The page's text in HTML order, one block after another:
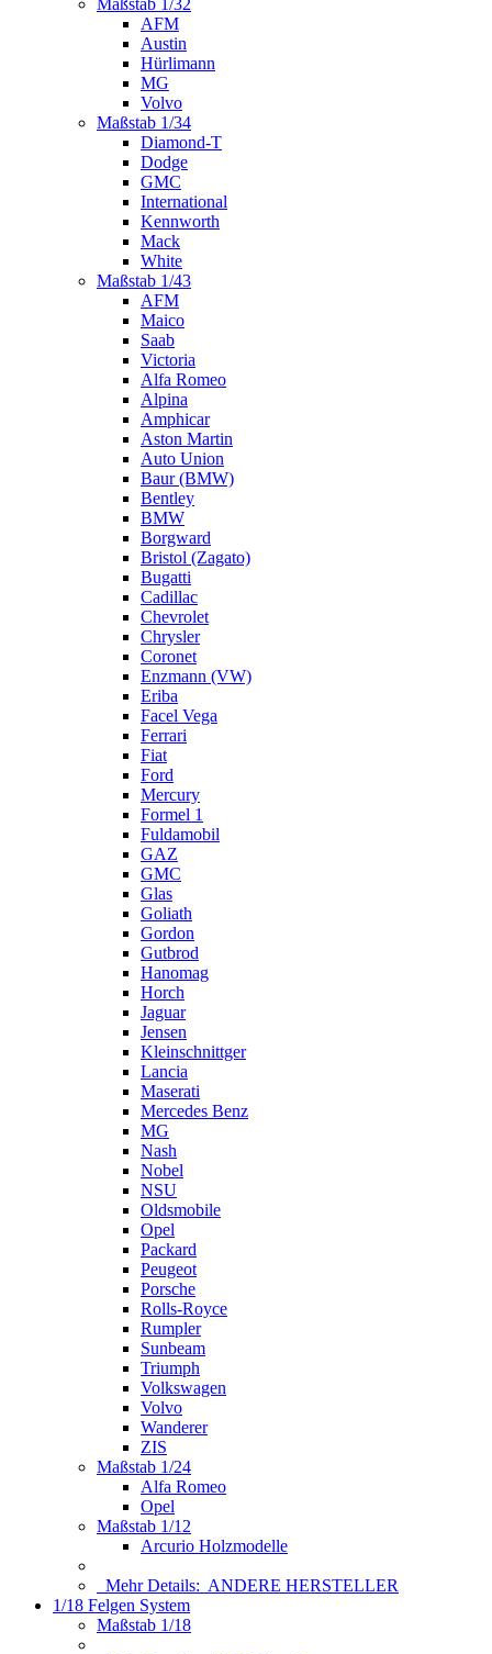
Maßstab 1/32
AFM
Austin
Hürlimann
MG
Volvo
Maßstab 1/34
Diamond-T
Dodge
GMC
International
Kennworth
Mack
White
Maßstab 1/43
AFM
Maico
Saab
Victoria
Alfa Romeo
Alpina
Amphicar
Aston Martin
Auto Union
Baur (BMW)
Bentley
BMW
Borgward
Bristol (Zagato)
Bugatti
Cadillac
Chevrolet
Chrysler
Coronet
Enzmann (VW)
Eriba
Facel Vega
Ferrari
Fiat
Ford
Mercury
Formel 1
Fuldamobil
GAZ
GMC
Glas
Goliath
Gordon
Gutbrod
Hanomag
Horch
Jaguar
Jensen
Kleinschnittger
Lancia
Maserati
Mercedes Benz
MG
Nash
Nobel
NSU
Oldsmobile
Opel
Packard
Peugeot
Porsche
Rolls-Royce
Rumpler
Sunbeam
Triumph
Volkswagen
Volvo
Wanderer
ZIS
Maßstab 1/24
Alfa Romeo
Opel
Maßstab 1/12
Arcurio Holzmodelle
Mehr Details: ANDERE HERSTELLER
1/18 Felgen System
Maßstab 1/18